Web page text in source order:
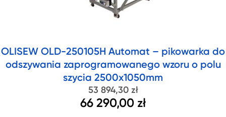
OLISEW OLD-250105H Automat – pikowarka do
odszywania zaprogramowanego wzoru o polu
szycia 2500x1050mm
53 894,30 zł
66 290,00 zł